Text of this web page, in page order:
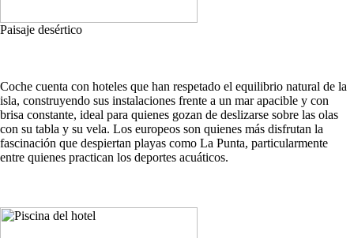
Paisaje desértico
Coche cuenta con hoteles que han respetado el equilibrio natural de la
isla, construyendo sus instalaciones frente a un mar apacible y con
brisa constante, ideal para quienes gozan de deslizarse sobre las olas
con su tabla y su vela. Los europeos son quienes más disfrutan la
fascinación que despiertan playas como La Punta, particularmente
entre quienes practican los deportes acuáticos.